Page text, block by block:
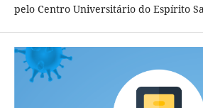
pelo Centro Universitário do Espírito